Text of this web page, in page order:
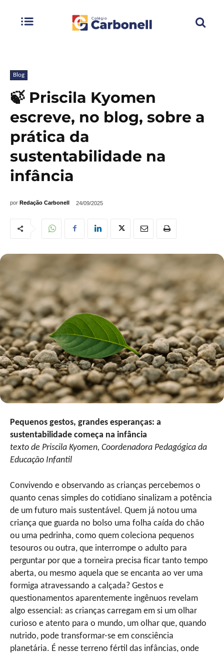
Blog
🍃 Priscila Kyomen
escreve, no blog, sobre a
prática da
sustentabilidade na
infância
por Redação Carbonell 24/09/2025
Pequenos gestos, grandes esperanças: a
sustentabilidade começa na infância
texto de Priscila Kyomen, Coordenadora Pedagógica da
Educação Infantil
Convivendo e observando as crianças percebemos o
quanto cenas simples do cotidiano sinalizam a potência
de um futuro mais sustentável. Quem já notou uma
criança que guarda no bolso uma folha caída do chão
ou uma pedrinha, como quem coleciona pequenos
tesouros ou outra, que interrompe o adulto para
perguntar por que a torneira precisa ficar tanto tempo
aberta, ou mesmo aquela que se encanta ao ver uma
formiga atravessando a calçada? Gestos e
questionamentos aparentemente ingênuos revelam
algo essencial: as crianças carregam em si um olhar
curioso e atento para o mundo, um olhar que, quando
nutrido, pode transformar-se em consciência
planetária. É nesse terreno fértil das infâncias, onde